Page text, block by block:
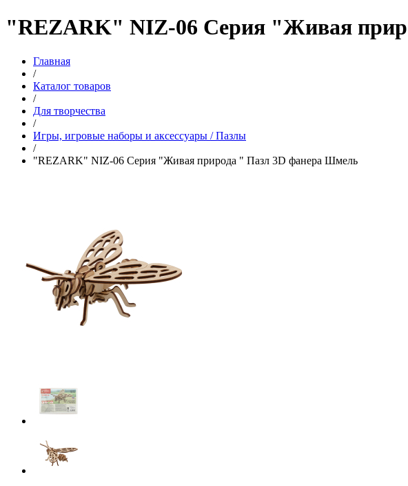
"REZARK" NIZ-06 Серия "Живая
Главная
/
Каталог товаров
/
Для творчества
/
Игры, игровые наборы и аксессуары / Пазлы
/
"REZARK" NIZ-06 Серия "Живая природа " Пазл 3D фанера Шмель